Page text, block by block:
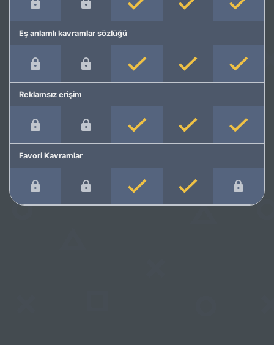
Eş anlamlı kavramlar sözlüğü
Reklamsız erişim
Favori Kavramlar